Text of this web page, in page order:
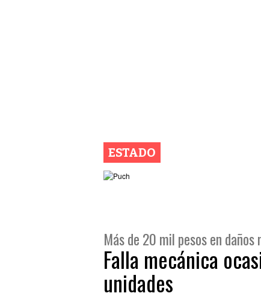
ESTADO
Más de 20 mil pesos en
Falla mecánica
unidades